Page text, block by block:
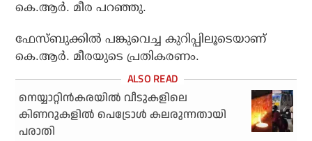
കെ.ആര്‍. മീര പറഞ്ഞു.
ഫേസ്ബുക്കില്‍ പങ്കുവെച്ച കുറിപ്പിലൂടെയാണ്
കെ.ആര്‍. മീരയുടെ പ്രതികരണം.
നെയ്യാറ്റിന്‍കരയില്‍ വീടുകളിലെ
കിണറുകളില്‍ പെട്രോള്‍ കലരുന്നതായി
പരാതി